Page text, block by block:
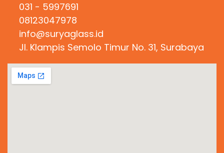
031 - 5997691
08123047978
info@suryaglass.id
Jl. Klampis Semolo Timur No. 31, Surabaya